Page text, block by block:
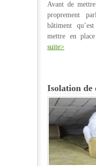
Avant de
proprement
bâtiment
mettre en
suite>
Isolation de